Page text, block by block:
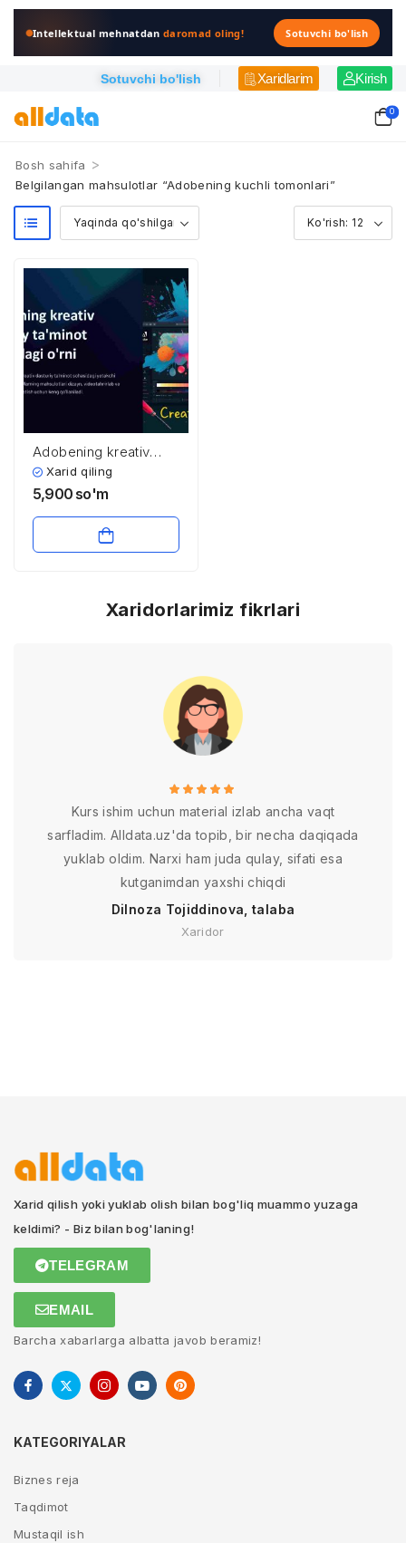
Intellektual mehnatdandaromad oling! Sotuvchi bo'lish
Sotuvchi bo'lish Xaridlarim Kirish
0
Bosh sahifa >
Belgilangan mahsulotlar “Adobening kuchli tomonlari”
Adobening kreativ
dasturiy ta’minot
bozoridagi o’rni
Xarid qiling
5,900 so'm
Xaridorlarimiz fikrlari
Kurs ishim uchun material izlab ancha vaqt
sarfladim. Alldata.uz'da topib, bir necha daqiqada
yuklab oldim. Narxi ham juda qulay, sifati esa
kutganimdan yaxshi chiqdi
Dilnoza Tojiddinova, talaba
Xaridor
Xarid qilish yoki yuklab olish bilan bog'liq muammo yuzaga
keldimi? - Biz bilan bog'laning!
TELEGRAM
EMAIL
Barcha xabarlarga albatta javob beramiz!
KATEGORIYALAR
Biznes reja
Taqdimot
Mustaqil ish